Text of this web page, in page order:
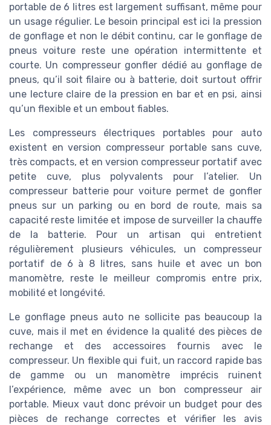
portable de 6 litres est largement suffisant, même pour
un usage régulier. Le besoin principal est ici la pression
de gonflage et non le débit continu, car le gonflage de
pneus voiture reste une opération intermittente et
courte. Un compresseur gonfler dédié au gonflage de
pneus, qu’il soit filaire ou à batterie, doit surtout offrir
une lecture claire de la pression en bar et en psi, ainsi
qu’un flexible et un embout fiables.
Les compresseurs électriques portables pour auto
existent en version compresseur portable sans cuve,
très compacts, et en version compresseur portatif avec
petite cuve, plus polyvalents pour l’atelier. Un
compresseur batterie pour voiture permet de gonfler
pneus sur un parking ou en bord de route, mais sa
capacité reste limitée et impose de surveiller la chauffe
de la batterie. Pour un artisan qui entretient
régulièrement plusieurs véhicules, un compresseur
portatif de 6 à 8 litres, sans huile et avec un bon
manomètre, reste le meilleur compromis entre prix,
mobilité et longévité.
Le gonflage pneus auto ne sollicite pas beaucoup la
cuve, mais il met en évidence la qualité des pièces de
rechange et des accessoires fournis avec le
compresseur. Un flexible qui fuit, un raccord rapide bas
de gamme ou un manomètre imprécis ruinent
l’expérience, même avec un bon compresseur air
portable. Mieux vaut donc prévoir un budget pour des
pièces de rechange correctes et vérifier les avis